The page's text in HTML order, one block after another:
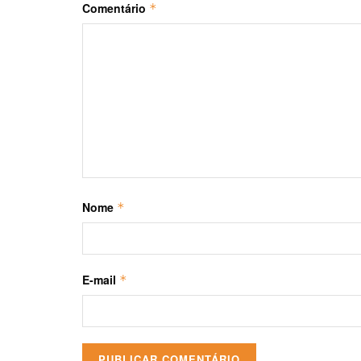
Comentário *
Nome *
E-mail *